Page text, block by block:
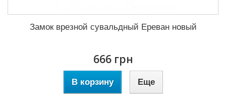
Замок врезной сувальдный Ереван новый
666 грн
В корзину Еще